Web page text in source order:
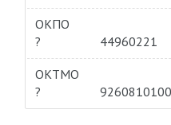
ОКПО
?
44960221
ОКТМО
?